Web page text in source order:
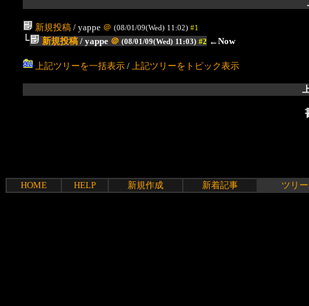
新規投稿/ yappe ＠ (08/01/09(Wed) 11:02) #1
└ 新規投稿/ yappe ＠ (08/01/09(Wed) 11:03) #2 ←Now
上記ツリーを一括表示/ 上記ツリーをトピック表示
HOME HELP 新規作成 新着記事 ツリ